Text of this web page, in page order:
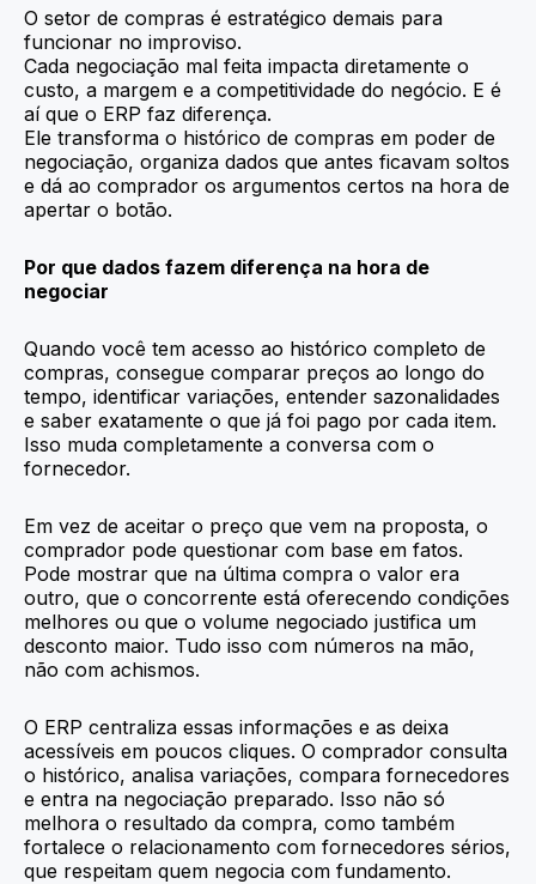
O setor de compras é estratégico demais para
funcionar no improviso.
Cada negociação mal feita impacta diretamente o
custo, a margem e a competitividade do negócio. E é
aí que o ERP faz diferença.
Ele transforma o histórico de compras em poder de
negociação, organiza dados que antes ficavam soltos
e dá ao comprador os argumentos certos na hora de
apertar o botão.
Por que dados fazem diferença na hora de
negociar
Quando você tem acesso ao histórico completo de
compras, consegue comparar preços ao longo do
tempo, identificar variações, entender sazonalidades
e saber exatamente o que já foi pago por cada item.
Isso muda completamente a conversa com o
fornecedor.
Em vez de aceitar o preço que vem na proposta, o
comprador pode questionar com base em fatos.
Pode mostrar que na última compra o valor era
outro, que o concorrente está oferecendo condições
melhores ou que o volume negociado justifica um
desconto maior. Tudo isso com números na mão,
não com achismos.
O ERP centraliza essas informações e as deixa
acessíveis em poucos cliques. O comprador consulta
o histórico, analisa variações, compara fornecedores
e entra na negociação preparado. Isso não só
melhora o resultado da compra, como também
fortalece o relacionamento com fornecedores sérios,
que respeitam quem negocia com fundamento.